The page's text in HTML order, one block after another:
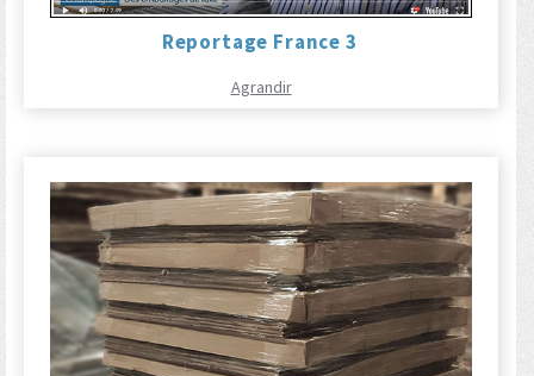
Reportage France 3
Agrandir